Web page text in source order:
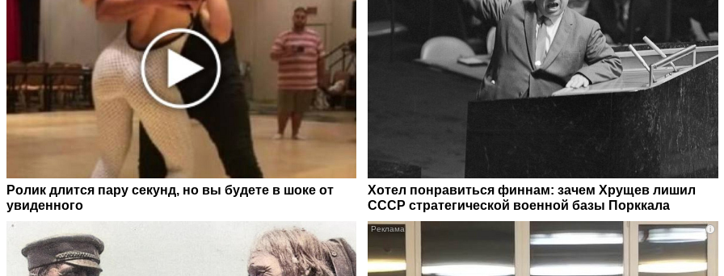
Ролик длится пару секунд, но вы будете в шоке от
увиденного
Хотел понравиться финнам: зачем Хрущев лишил
СССР стратегической военной базы Порккала
i